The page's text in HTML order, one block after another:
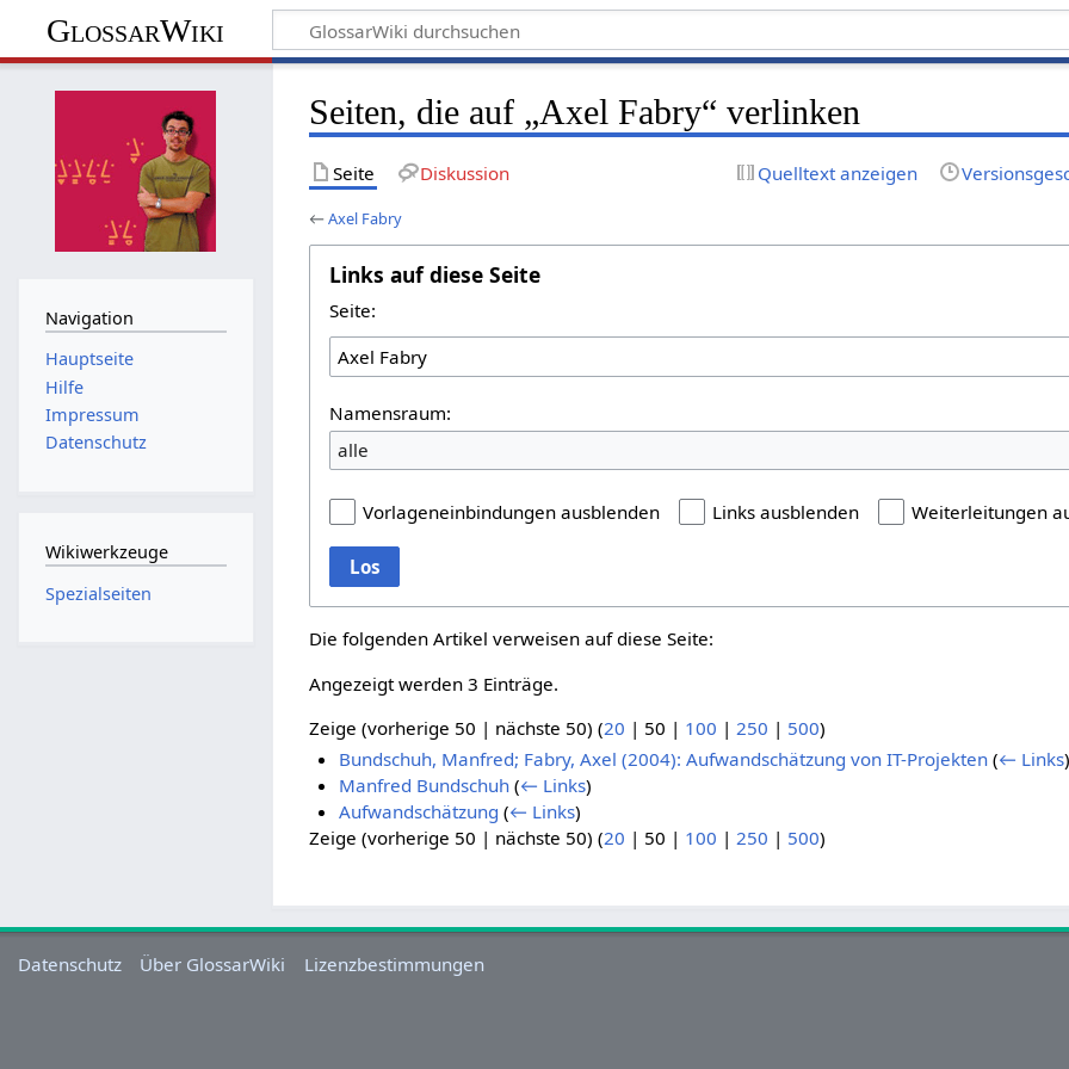
GlossarWiki
Seiten, die auf „Axel Fabry“ verlinken
Seite Diskussion Quelltext anzeigen
←Axel Fabry
Links auf diese Seite
Seite:
Namensraum:
alle
Vorlageneinbindungen ausblenden Links ausblenden Weiterleitungen
Los
Die folgenden Artikel verweisen auf diese Seite:
Angezeigt werden 3 Einträge.
Zeige (vorherige 50 | nächste 50) (20 | 50 | 100 | 250 | 500)
Bundschuh, Manfred; Fabry, Axel (2004): Aufwandschätzung von IT-Projekten (← Links)
Manfred Bundschuh (← Links)
Aufwandschätzung (← Links)
Zeige (vorherige 50 | nächste 50) (20 | 50 | 100 |250 | 500)
Navigation
Hauptseite
Hilfe
Impressum
Datenschutz
Wikiwerkzeuge
Spezialseiten
Datenschutz Über GlossarWiki Lizenzbestimmungen